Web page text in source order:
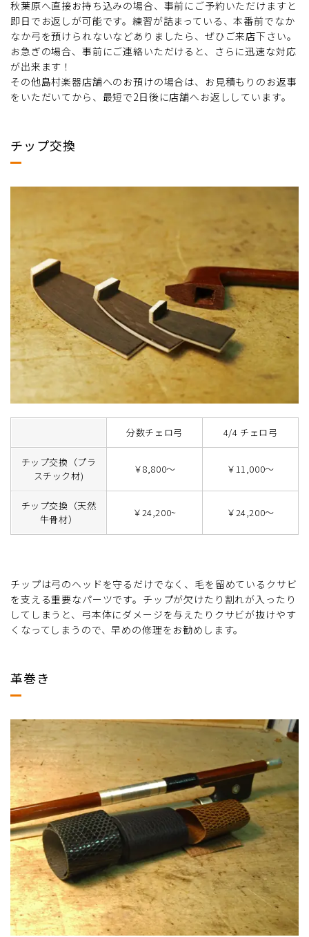
秋葉原へ直接お持ち込みの場合、事前にご予約いただけますと
即日でお返しが可能です。練習が詰まっている、本番前でなか
なか弓を預けられないなどありましたら、ぜひご来店下さい。
お急ぎの場合、事前にご連絡いただけると、さらに迅速な対応
が出来ます！
その他島村楽器店舗へのお預けの場合は、お見積もりのお返事
をいただいてから、最短で2日後に店舗へお返ししています。
チップ交換
分数チェロ弓 4/4 チェロ弓
チップ交換（プラ
スチック材)
￥8,800～ ￥11,000～
チップ交換（天然
牛骨材）
￥24,200~ ￥24,200～
チップは弓のヘッドを守るだけでなく、毛を留めているクサビ
を支える重要なパーツです。チップが欠けたり割れが入ったり
してしまうと、弓本体にダメージを与えたりクサビが抜けやす
くなってしまうので、早めの修理をお勧めします。
革巻き